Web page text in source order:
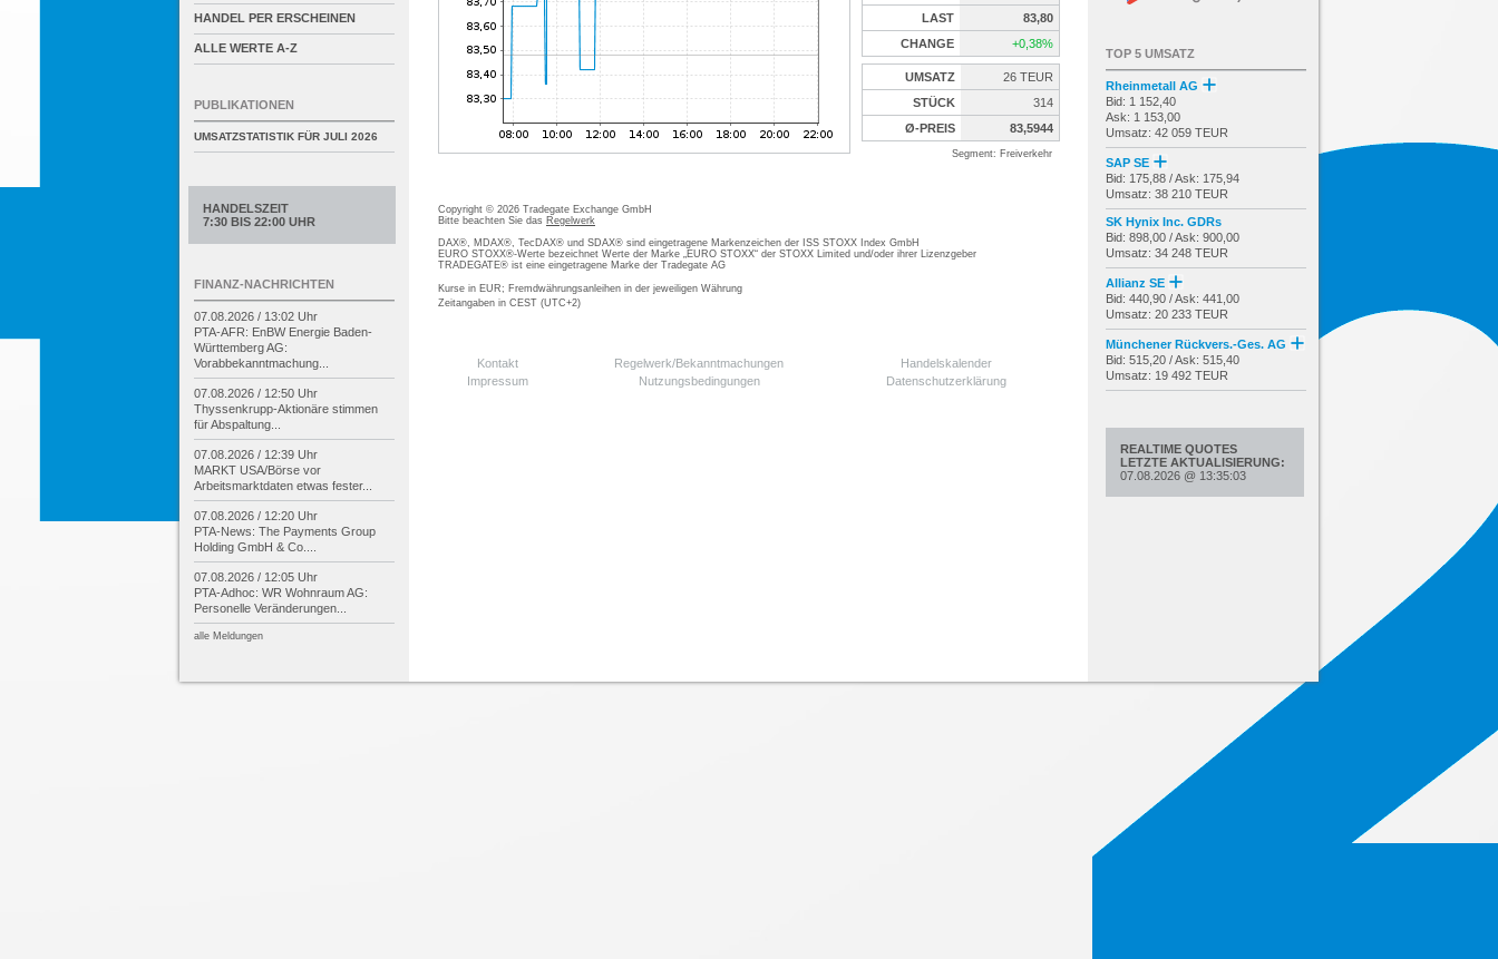
LAST
83,80
CHANGE
+0,38%
UMSATZ
26 TEUR
STÜCK
314
Ø-PREIS
83,5944
Segment: Freiverkehr
Copyright © 2026 Tradegate Exchange GmbH
Bitte beachten Sie das Regelwerk
DAX®, MDAX®, TecDAX® und SDAX® sind eingetragene Markenzeichen der ISS STOXX Index GmbH
EURO STOXX®-Werte bezeichnet Werte der Marke „EURO STOXX“ der STOXX Limited und/oder ihrer Lizenzgeber
TRADEGATE® ist eine eingetragene Marke der Tradegate AG
Kurse in EUR; Fremdwährungsanleihen in der jeweiligen Währung
Zeitangaben in CEST (UTC+2)
Kontakt Regelwerk/Bekanntmachungen
Handelskalender
Impressum
Nutzungsbedingungen Datenschutzerklärung
HANDEL PER ERSCHEINEN
ALLE WERTE A-Z
PUBLIKATIONEN
UMSATZSTATISTIK FÜR JULI 2026
HANDELSZEIT
7:30 BIS 22:00 UHR
FINANZ-NACHRICHTEN
07.08.2026 / 13:02 Uhr
PTA-AFR: EnBW Energie Baden-
Württemberg AG:
Vorabbekanntmachung...
07.08.2026 / 12:50 Uhr
Thyssenkrupp-Aktionäre stimmen
für Abspaltung...
07.08.2026 / 12:39 Uhr
MARKT USA/Börse vor
Arbeitsmarktdaten etwas fester...
07.08.2026 / 12:20 Uhr
PTA-News: The Payments Group
Holding GmbH & Co....
07.08.2026 / 12:05 Uhr
PTA-Adhoc: WR Wohnraum AG:
Personelle Veränderungen...
alle Meldungen
TOP 5 UMSATZ
Rheinmetall AG
Bid: 1 152,40
Ask: 1 153,00
Umsatz: 42 059 TEUR
SAP SE
Bid: 175,88 / Ask: 175,94
Umsatz: 38 210 TEUR
SK Hynix Inc. GDRs
Bid: 898,00 / Ask: 900,00
Umsatz: 34 248 TEUR
Allianz SE
Bid: 440,90 / Ask: 441,00
Umsatz: 20 233 TEUR
Münchener Rückvers.-Ges. AG
Bid: 515,20 / Ask: 515,40
Umsatz: 19 492 TEUR
REALTIME QUOTES
LETZTE AKTUALISIERUNG:
07.08.2026 @ 13:35:03